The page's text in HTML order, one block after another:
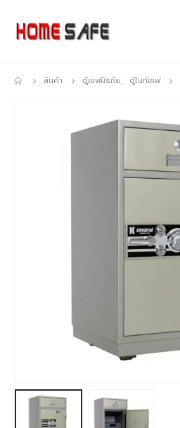
สินค้า ตู้เซฟนิรภัย, ตู้ไนท์เซฟ